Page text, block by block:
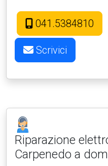
041.5384810
Scrivici
Riparazione
Carpenedo a